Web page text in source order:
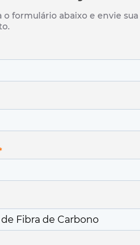
Térmico de Válvulas
de Tubulações
para Processo Quente
o formulário abaixo e envie